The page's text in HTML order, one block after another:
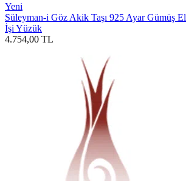
Yeni
Süleyman-i Göz Akik Taşı 925 Ayar Gümüş El
İşi Yüzük
4.754,00 TL